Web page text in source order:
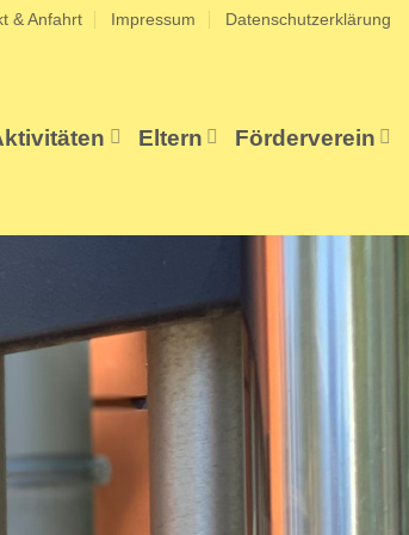
& Anfahrt Impressum Datenschutzerklärung
Eltern Förderverein